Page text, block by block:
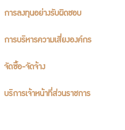
การลงทุนอย่างรับผิดชอบ
การบริหารความเสี่ยงองค์กร
จัดซื้อ-จัดจ้าง
บริการเจ้าหน้าที่ส่วนราชการ